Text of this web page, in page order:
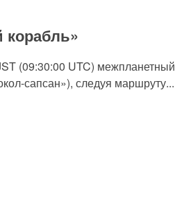
корабль»
(09:30:00 UTC)
сапсан»), следуя маршруту...